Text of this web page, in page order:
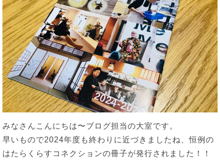
みなさんこんにちは〜ブログ担当の大室です。
早いもので2024年度も終わりに近づきましたね、恒例の
はたらくらすコネクションの冊子が発行されました！！